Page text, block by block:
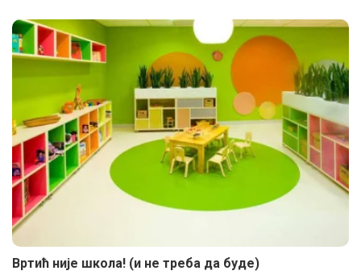
Вртић није школа! (и не треба да буде)